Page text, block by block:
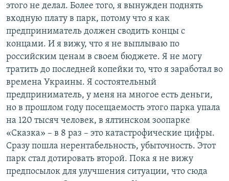
этого не делал. Более того, я вынужден поднять
входную плату в парк, потому что я как
предприниматель должен сводить концы с
концами. И я вижу, что я не выплываю по
российским ценам в своем бюджете. Я не могу
тратить до последней копейки то, что я заработал во
времена Украины. Я состоятельный
предприниматель, у меня на многое есть деньги,
но в прошлом году посещаемость этого парка упала
на 120 тысяч человек, в ялтинском зоопарке
«Сказка» – в 8 раз – это катастрофические цифры.
Сразу пошла нерентабельность, убыточность. Этот
парк стал дотировать второй. Пока я не вижу
предпосылок для улучшения ситуации, что сюда